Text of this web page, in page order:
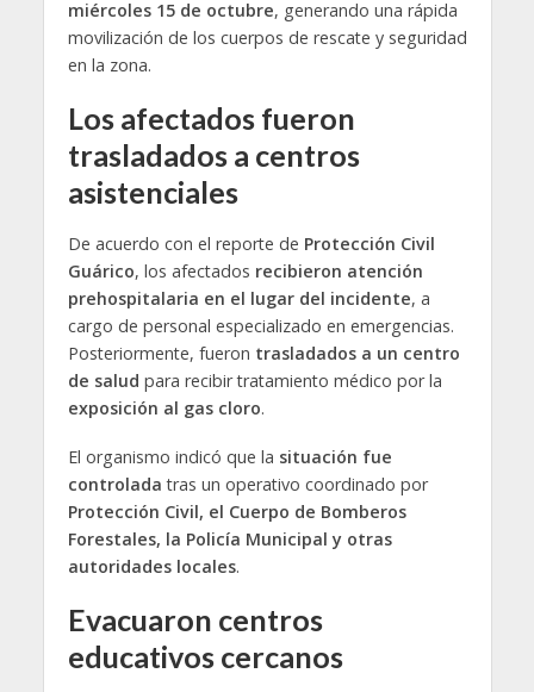
miércoles 15 de octubre, generando una rápida
movilización de los cuerpos de rescate y seguridad
en la zona.
Los afectados fueron
trasladados a centros
asistenciales
De acuerdo con el reporte de Protección Civil
Guárico, los afectados recibieron atención
prehospitalaria en el lugar del incidente, a
cargo de personal especializado en emergencias.
Posteriormente, fueron trasladados a un centro
de salud para recibir tratamiento médico por la
exposición al gas cloro.
El organismo indicó que la situación fue
controlada tras un operativo coordinado por
Protección Civil, el Cuerpo de Bomberos
Forestales, la Policía Municipal y otras
autoridades locales.
Evacuaron centros
educativos cercanos